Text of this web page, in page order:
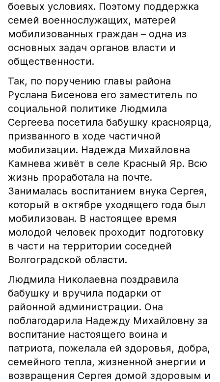
боевых условиях. Поэтому поддержка
семей военнослужащих, матерей
мобилизованных граждан – одна из
основных задач органов власти и
общественности.
Так, по поручению главы района
Руслана Бисенова его заместитель по
социальной политике Людмила
Сергеева посетила бабушку красноярца,
призванного в ходе частичной
мобилизации. Надежда Михайловна
Камнева живёт в селе Красный Яр. Всю
жизнь проработала на почте.
Занималась воспитанием внука Сергея,
который в октябре уходящего года был
мобилизован. В настоящее время
молодой человек проходит подготовку
в части на территории соседней
Волгоградской области.
Людмила Николаевна поздравила
бабушку и вручила подарки от
районной администрации. Она
поблагодарила Надежду Михайловну за
воспитание настоящего воина и
патриота, пожелала ей здоровья, добра,
семейного тепла, жизненной энергии и
возвращения Сергея домой здоровым и